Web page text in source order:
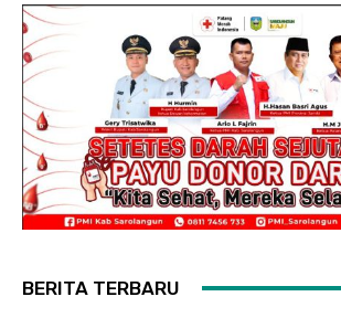
BERITA TERBARU